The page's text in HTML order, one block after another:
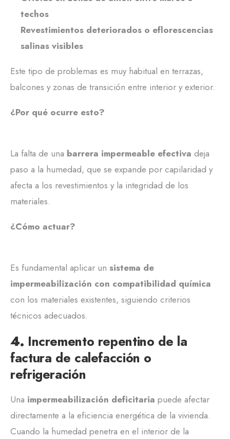
techos
Revestimientos deteriorados o eflorescencias
salinas visibles
Este tipo de problemas es muy habitual en terrazas,
balcones y zonas de transición entre interior y exterior.
¿Por qué ocurre esto?
La falta de una barrera impermeable efectiva deja
paso a la humedad, que se expande por capilaridad y
afecta a los revestimientos y la integridad de los
materiales.
¿Cómo actuar?
Es fundamental aplicar un sistema de
impermeabilización con compatibilidad química
con los materiales existentes, siguiendo criterios
técnicos adecuados.
4. Incremento repentino de la
factura de calefacción o
refrigeración
Una impermeabilización deficitaria puede afectar
directamente a la eficiencia energética de la vivienda.
Cuando la humedad penetra en el interior de la